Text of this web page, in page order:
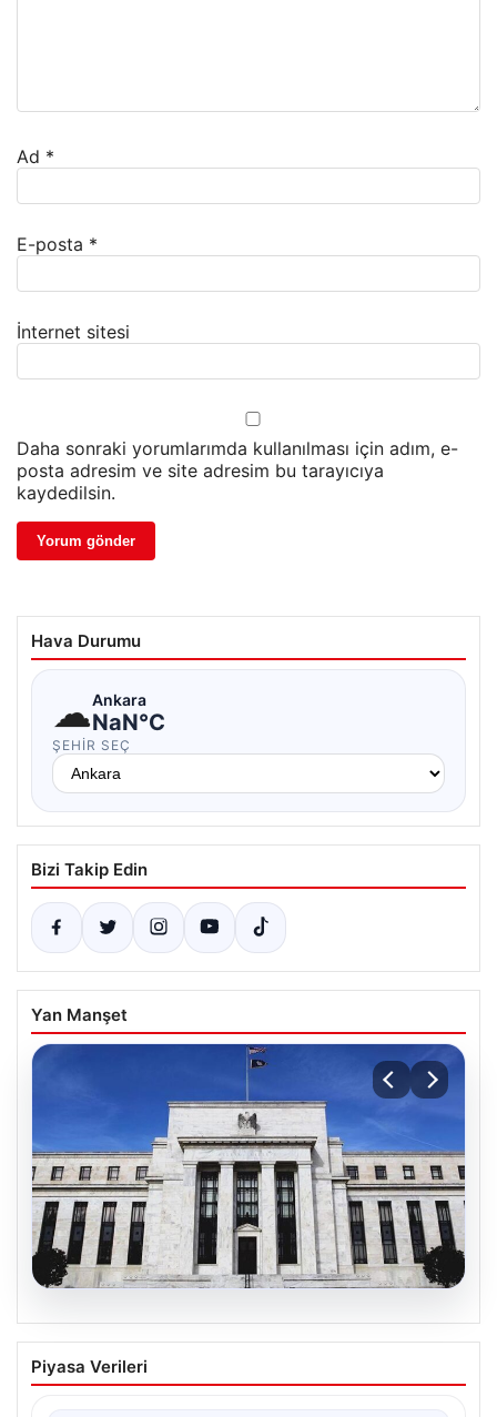
Ad *
E-posta *
İnternet sitesi
Daha sonraki yorumlarımda kullanılması için adım, e-
posta adresim ve site adresim bu tarayıcıya
kaydedilsin.
Hava Durumu
☁Ankara
NaN°C
ŞEHIR SEÇ
Bizi Takip Edin
Yan Manşet
Fed faizi sabit tuttu
Piyasa Verileri